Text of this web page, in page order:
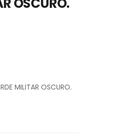
MILITAR OSCURO.